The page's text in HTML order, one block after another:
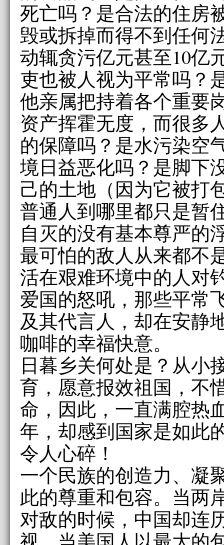
死亡吗？是合法的住房
毁或拆掉而得不到任何
动辄贪污亿元甚至10亿
吏也被人视为平常吗？
他亲属把持着各个重要
资产挥霍无度，而很多
的保障吗？是水污染空
境日益恶化吗？是脚下
己的土地（因为它被打
普通人到哪里都只是暂
自灭的没有基本尊严
最可怕的敌人从来都不
活在艰难环境中的人对
爱国的怒吼，那些平常
及其代言人，却在安静
咖啡的幸福快意。
日暮乡关何处是？从小
育，愿意报效祖国，不
命，因此，一直满腔热
年，却感到国家是如此
令人心碎！
一个民族的创造力、凝
此的尊重和包容。当两
对敌的时候，中国却连